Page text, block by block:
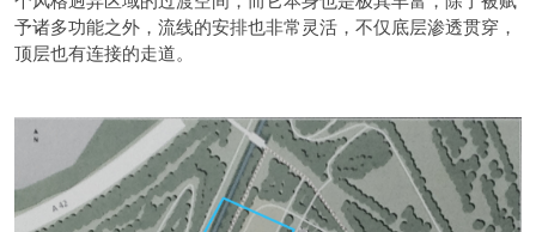
予诸多功能之外，流线的安排也非常灵活，不仅底层渗透贯穿，
顶层也有连接的走道。